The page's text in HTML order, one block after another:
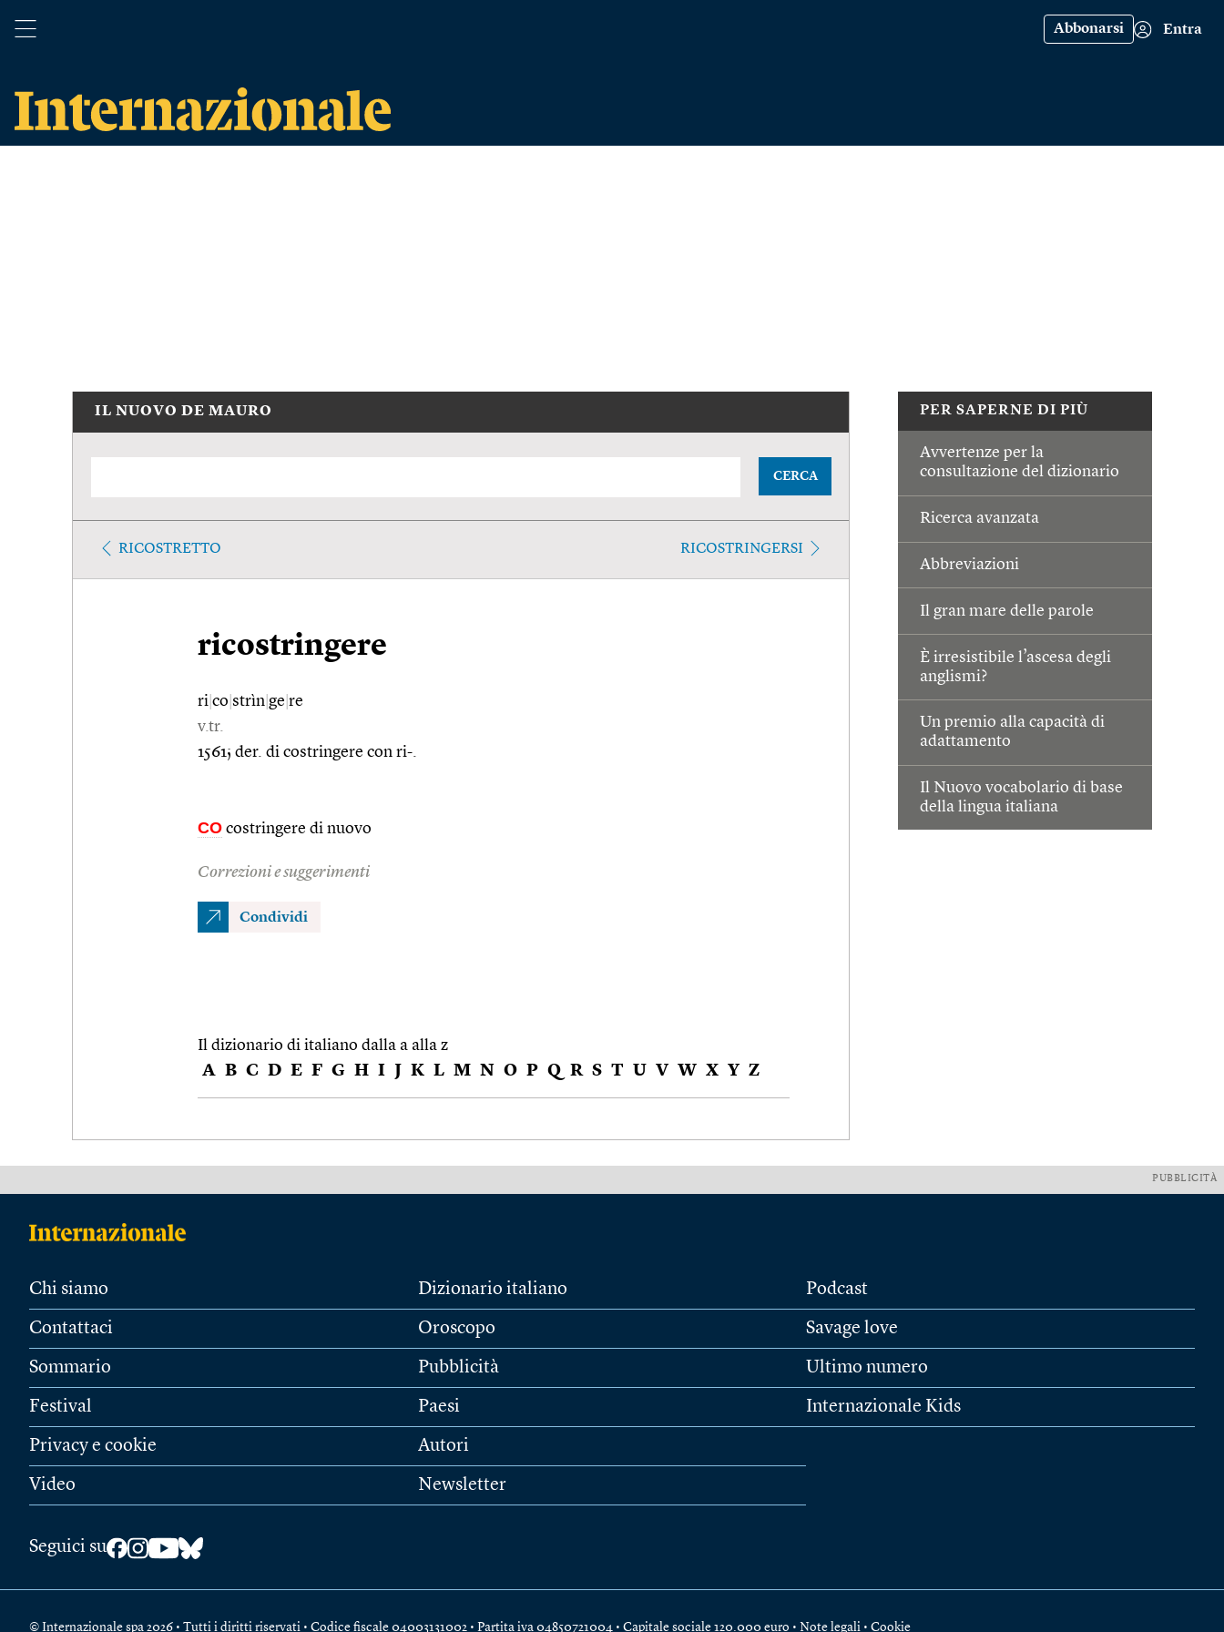
Abbonarsi Entra
PER SAPERNE DI PIÙ
Avvertenze per la
consultazione del dizionario
Ricerca avanzata
Abbreviazioni
Il gran mare delle parole
È irresistibile l’ascesa degli
anglismi?
Un premio alla capacità di
adattamento
Il Nuovo vocabolario di base
della lingua italiana
IL NUOVO DE MAURO
CERCA
RICOSTRETTO RICOSTRINGERSI
ricostringere
ri co strìn ge re
v.tr.
1561; der. di costringere con ri-.
CO costringere di nuovo
Correzioni e suggerimenti
Condividi
Il dizionario di italiano dalla a alla z
A B C D E F G H I J K L M N O P Q R S T U V W X Y Z
PUBBLICITÀ
Chi siamo
Contattaci
Sommario
Festival
Privacy e cookie
Video
Dizionario italiano
Oroscopo
Pubblicità
Paesi
Autori
Newsletter
Podcast
Savage love
Ultimo numero
Internazionale Kids
Seguici su
© Internazionale spa 2026 • Tutti i diritti riservati • Codice fiscale 04003131002 • Partita iva 04850721004 • Capitale sociale 120.000 euro • Note legali • Cookie